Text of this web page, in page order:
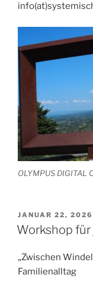
OLYMPUS DIGITAL
VERÖFFENTLICHT
AM
JANUAR 22, 2026
Workshop
„Zwischen
Familienalltag